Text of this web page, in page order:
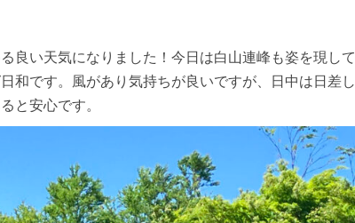
良い天気になりました！今日は白山連峰も姿を現して
和です。風があり気持ちが良いですが、日中は日差し
と安心です。